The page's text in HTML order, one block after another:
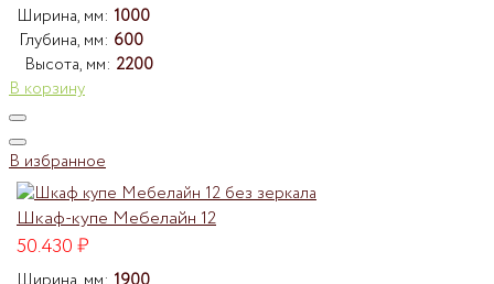
Ширина, мм: 1000
Глубина, мм: 600
Высота, мм: 2200
В корзину
В избранное
Шкаф-купе Мебелайн 12
50.430₽